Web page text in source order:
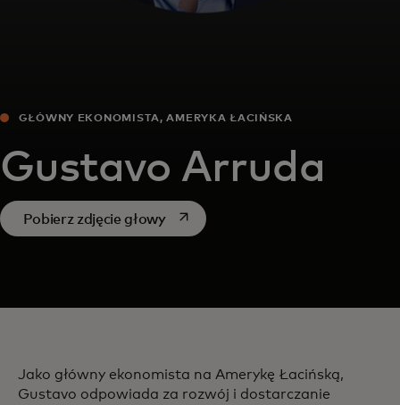
GŁÓWNY EKONOMISTA, AMERYKA ŁACIŃSKA
Gustavo Arruda
Pobierz zdjęcie głowyopens in a new tab
Jako główny ekonomista na Amerykę Łacińską,
Gustavo odpowiada za rozwój i dostarczanie